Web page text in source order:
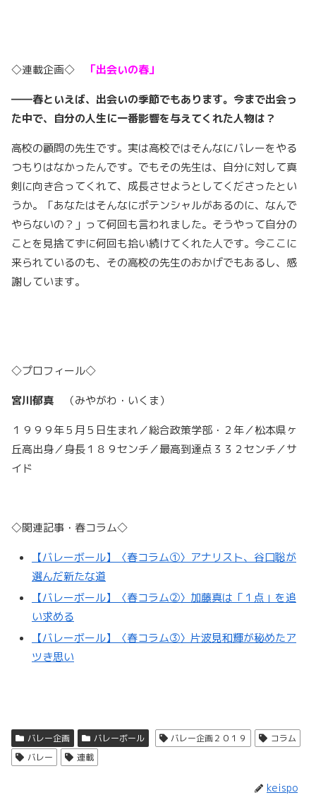
◇連載企画◇
「出会いの春」
――春といえば、出会いの季節でもあります。今まで出会っ
た中で、自分の人生に一番影響を与えてくれた人物は？
高校の顧問の先生です。実は高校ではそんなにバレーをやる
つもりはなかったんです。でもその先生は、自分に対して真
剣に向き合ってくれて、成長させようとしてくださったとい
うか。「あなたはそんなにポテンシャルがあるのに、なんで
やらないの？」って何回も言われました。そうやって自分の
ことを見捨てずに何回も拾い続けてくれた人です。今ここに
来られているのも、その高校の先生のおかげでもあるし、感
謝しています。
◇プロフィール◇
宮川郁真 （みやがわ・いくま）
１９９９年５月５日生まれ／総合政策学部・２年／松本県ヶ
丘高出身／身長１８９センチ／最高到達点３３２センチ／サ
イド
◇関連記事・春コラム◇
【バレーボール】〈春コラム①〉アナリスト、谷口聡が
選んだ新たな道
【バレーボール】〈春コラム②〉加藤真は「１点」を追
い求める
【バレーボール】〈春コラム③〉片波見和輝が秘めたア
ツき思い
バレー企画 バレーボール バレー企画２０１９
コラム
バレー
連載
keispo